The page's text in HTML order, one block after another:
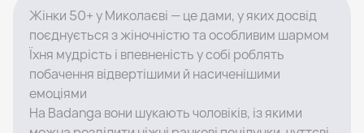
Жінки 50+ у Миколаєві — це дами, у яких досвід
поєднується з жіночністю та особливим шармом
Їхня мудрість і впевненість у собі роблять
побачення відвертішими й насиченішими
емоціями
На Badanga вони шукають чоловіків, із якими